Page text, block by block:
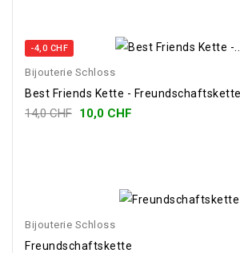
-4,0 CHF
Bijouterie Schloss
Best Friends Kette -
14,0 CHF 10,0 CHF
Bijouterie Schloss
Freundschaftskette